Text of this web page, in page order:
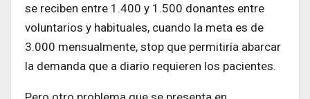
se reciben entre 1.400 y 1.500 donantes entre
voluntarios y habituales, cuando la meta es de
3.000 mensualmente, stop que permitiría abarcar
la demanda que a diario requieren los pacientes.